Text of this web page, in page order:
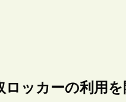
ッカーの利用を